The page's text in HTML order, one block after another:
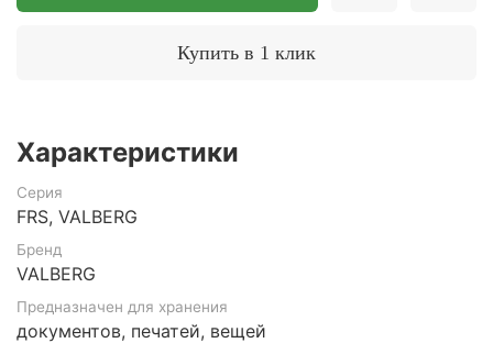
Купить в 1 клик
Характеристики
Серия
FRS, VALBERG
Бренд
VALBERG
Предназначен для хранения
документов, печатей, вещей